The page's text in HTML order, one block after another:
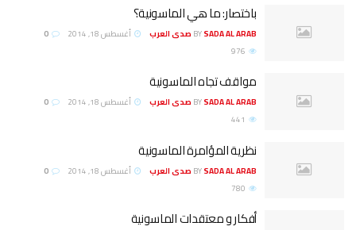
باختصار: ما هي الماسونية؟
BYSADA AL ARAB صدى العرب أغسطس 18, 2014
مواقف تجاه الماسونية
BYSADA AL ARAB صدى العرب أغسطس 18, 2014
نظرية المؤامرة الماسونية
BYSADA AL ARAB صدى العرب أغسطس 18, 2014
أفكار و معتقدات الماسونية